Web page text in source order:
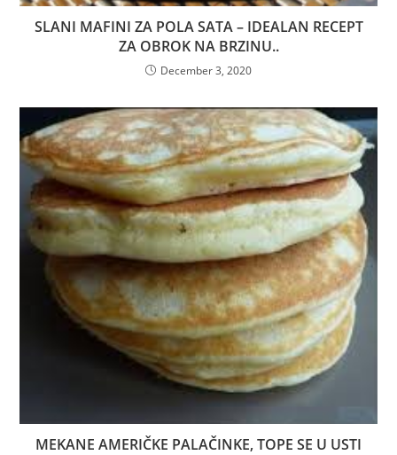
SLANI MAFINI ZA POLA SATA – IDEALAN RECEPT
ZA OBROK NA BRZINU..
December 3, 2020
MEKANE AMERIČKE PALAČINKE, TOPE SE U USTI